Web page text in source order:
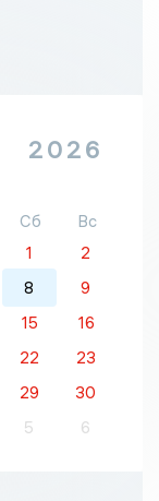
2026
Сб
Вс
1
2
8
9
15
16
22
23
29
30
5 6